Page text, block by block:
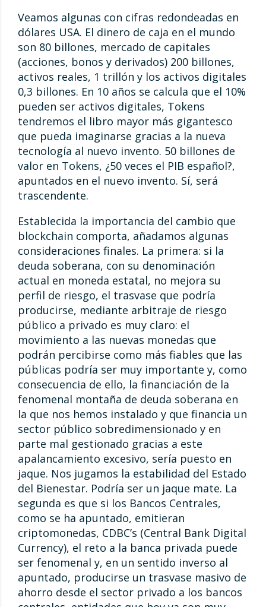
Veamos algunas con cifras redondeadas en
dólares USA. El dinero de caja en el mundo
son 80 billones, mercado de capitales
(acciones, bonos y derivados) 200 billones,
activos reales, 1 trillón y los activos digitales
0,3 billones. En 10 años se calcula que el 10%
pueden ser activos digitales, Tokens
tendremos el libro mayor más gigantesco
que pueda imaginarse gracias a la nueva
tecnología al nuevo invento. 50 billones de
valor en Tokens, ¿50 veces el PIB español?,
apuntados en el nuevo invento. Sí, será
trascendente.
Establecida la importancia del cambio que
blockchain comporta, añadamos algunas
consideraciones finales. La primera: si la
deuda soberana, con su denominación
actual en moneda estatal, no mejora su
perfil de riesgo, el trasvase que podría
producirse, mediante arbitraje de riesgo
público a privado es muy claro: el
movimiento a las nuevas monedas que
podrán percibirse como más fiables que las
públicas podría ser muy importante y, como
consecuencia de ello, la financiación de la
fenomenal montaña de deuda soberana en
la que nos hemos instalado y que financia un
sector público sobredimensionado y en
parte mal gestionado gracias a este
apalancamiento excesivo, sería puesto en
jaque. Nos jugamos la estabilidad del Estado
del Bienestar. Podría ser un jaque mate. La
segunda es que si los Bancos Centrales,
como se ha apuntado, emitieran
criptomonedas, CDBC’s (Central Bank Digital
Currency), el reto a la banca privada puede
ser fenomenal y, en un sentido inverso al
apuntado, producirse un trasvase masivo de
ahorro desde el sector privado a los bancos